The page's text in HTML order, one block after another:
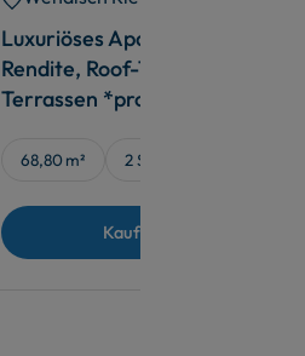
Luxuriöses Apartment mit
Rendite, Roof-Top-Spa und
Terrassen *provisionsfrei*
68,80 m² 2 Schlafz.
Kaufpreis